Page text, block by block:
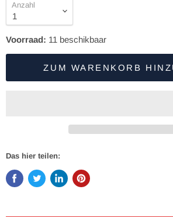
Anzahl
Voorraad: 11 beschikbaar
ZUM WARENKORB
Das hier teilen: